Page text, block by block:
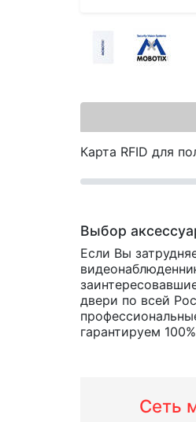
Карта RFID для
Выбор
Если Вы
двери по всей
гарантируем
Сеть